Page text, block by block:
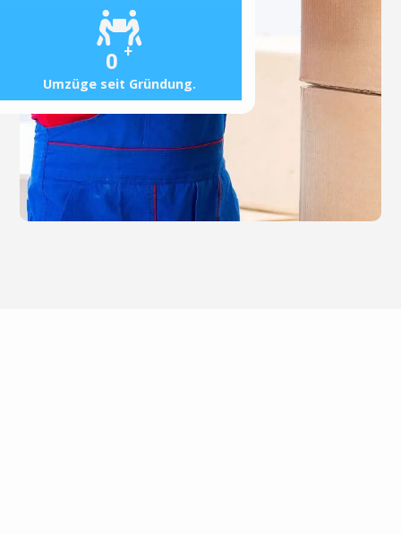
0 +
Umzüge seit Gründung.